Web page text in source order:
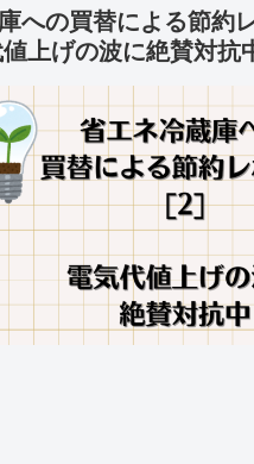
への買替による節約
上げの波に絶賛対抗